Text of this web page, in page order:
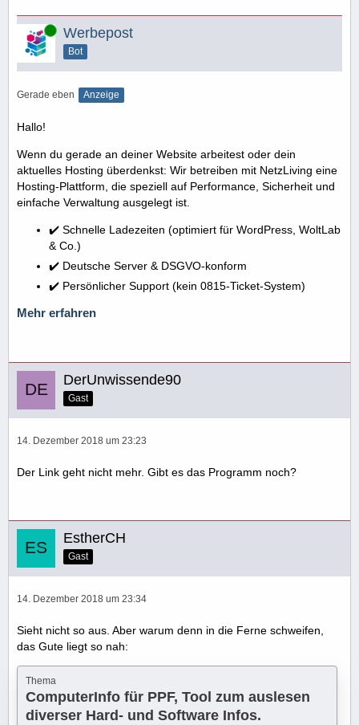
Online Werbepost
Bot
Gerade eben Anzeige
Hallo!
Wenn du gerade an deiner Website arbeitest oder dein
aktuelles Hosting überdenkst: Wir betreiben mit NetzLiving eine
Hosting-Plattform, die speziell auf Performance, Sicherheit und
einfache Verwaltung ausgelegt ist.
✔️ Schnelle Ladezeiten (optimiert für WordPress, WoltLab
& Co.)
✔️ Deutsche Server & DSGVO-konform
✔️ Persönlicher Support (kein 0815-Ticket-System)
Mehr erfahren
DerUnwissende90
Gast
14. Dezember 2018 um 23:23
Der Link geht nicht mehr. Gibt es das Programm noch?
EstherCH
Gast
14. Dezember 2018 um 23:34
Sieht nicht so aus. Aber warum denn in die Ferne schweifen,
das Gute liegt so nah:
Thema
ComputerInfo für PPF, Tool zum auslesen
diverser Hard- und Software Infos.